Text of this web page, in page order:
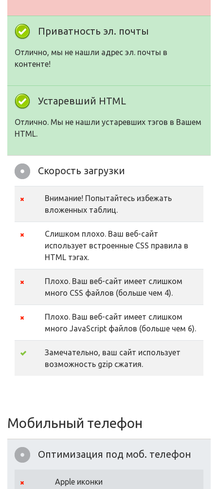
Приватность эл. почты
Отлично, мы не нашли адрес эл. почты в
контенте!
Устаревший HTML
Отлично. Мы не нашли устаревших тэгов в Вашем
HTML.
Скорость загрузки
Внимание! Попытайтесь избежать
вложенных таблиц.
Слишком плохо. Ваш веб-сайт
использует встроенные CSS правила в
HTML тэгах.
Плохо. Ваш веб-сайт имеет слишком
много CSS файлов (больше чем 4).
Плохо. Ваш веб-сайт имеет слишком
много JavaScript файлов (больше чем 6).
Замечательно, ваш сайт использует
возможность gzip сжатия.
Мобильный телефон
Оптимизация под моб. телефон
Apple иконки